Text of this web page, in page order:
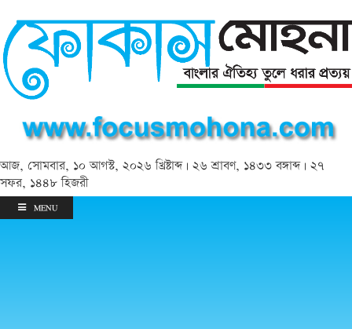
আজ, সোমবার, ১০ আগস্ট, ২০২৬ খ্রিষ্টাব্দ | ২৬ শ্রাবণ, ১৪৩৩ বঙ্গাব্দ | ২৭
সফর, ১৪৪৮ হিজরী
MENU